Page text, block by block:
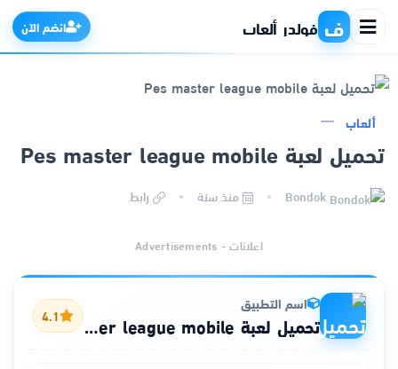
ف فولدر ألعاب انضم الآن
التطبيقات
ذكاء اصطناعي
ألعاب
تحميل لعبة Pes master league mobile
منذ سنة رابط
اعلانات - Advertisements
اسم التطبيق
تحميل لعبة Pes master league mobile 4.1